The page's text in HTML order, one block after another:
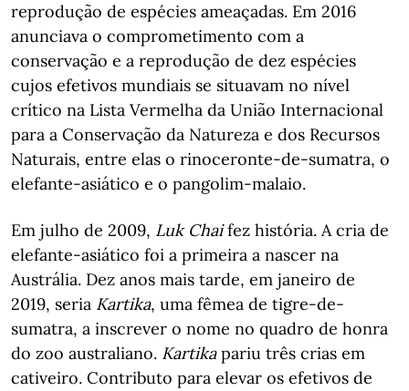
reprodução de espécies ameaçadas. Em 2016
anunciava o comprometimento com a
conservação e a reprodução de dez espécies
cujos efetivos mundiais se situavam no nível
crítico na Lista Vermelha da União Internacional
para a Conservação da Natureza e dos Recursos
Naturais, entre elas o rinoceronte-de-sumatra, o
elefante-asiático e o pangolim-malaio.
Em julho de 2009, Luk Chaifez história. A cria de
elefante-asiático foi a primeira a nascer na
Austrália. Dez anos mais tarde, em janeiro de
2019, seria Kartika, uma fêmea de tigre-de-
sumatra, a inscrever o nome no quadro de honra
do zoo australiano. Kartikapariu três crias em
cativeiro. Contributo para elevar os efetivos de